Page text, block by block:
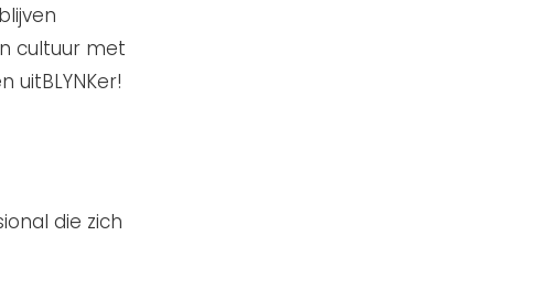
cultuur met
uitBLYNKer!
die zich